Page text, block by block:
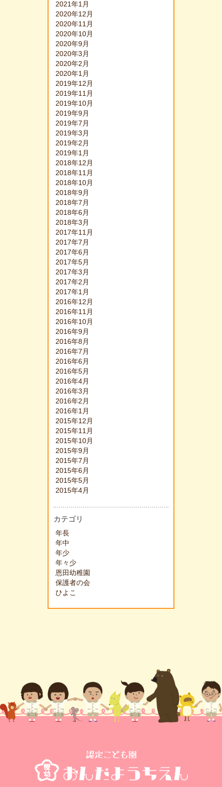
2021年1月
2020年12月
2020年11月
2020年10月
2020年9月
2020年3月
2020年2月
2020年1月
2019年12月
2019年11月
2019年10月
2019年9月
2019年7月
2019年3月
2019年2月
2019年1月
2018年12月
2018年11月
2018年10月
2018年9月
2018年7月
2018年6月
2018年3月
2017年11月
2017年7月
2017年6月
2017年5月
2017年3月
2017年2月
2017年1月
2016年12月
2016年11月
2016年10月
2016年9月
2016年8月
2016年7月
2016年6月
2016年5月
2016年4月
2016年3月
2016年2月
2016年1月
2015年12月
2015年11月
2015年10月
2015年9月
2015年7月
2015年6月
2015年5月
2015年4月
カテゴリ
年長
年中
年少
年々少
恩田幼稚園
保護者の会
ひよこ